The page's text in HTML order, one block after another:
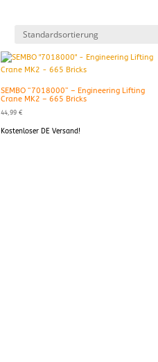
SEMBO “7018000” – Engineering Lifting
Crane MK2 – 665 Bricks
44,99€
Kostenloser DE Versand!